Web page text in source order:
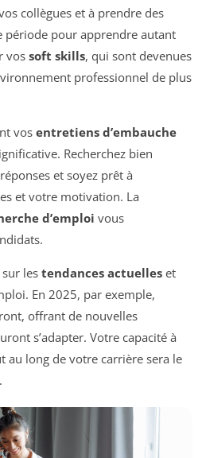
collègues et à prendre des
période pour apprendre autant
vos soft skills, qui sont devenues
professionnel de plus
vos entretiens d’embauche
Recherchez bien
et soyez prêt à
et votre motivation. La
d’emploi vous
les tendances actuelles et
En 2025, par exemple,
offrant de nouvelles
s’adapter. Votre capacité à
au long de votre carrière sera le